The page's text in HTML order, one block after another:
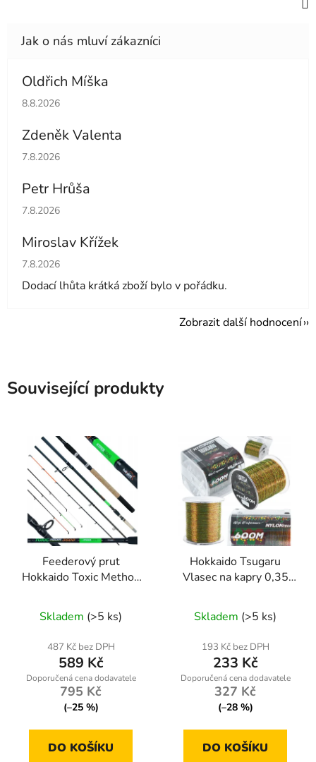
Oldřich Míška
Hodnocení obchodu je 5 z 5 hvězdiček.
8.8.2026
Zdeněk Valenta
Hodnocení obchodu je 5 z 5 hvězdiček.
7.8.2026
Petr Hrůša
Hodnocení obchodu je 5 z 5 hvězdiček.
7.8.2026
Miroslav Křížek
Hodnocení obchodu je 5 z 5 hvězdiček.
7.8.2026
Dodací lhůta krátká zboží bylo v pořádku.
Zobrazit další hodnocení
Související produkty
Feederový prut
Hokkaido Toxic Method
hodnocení
produktu
je
5,0
z
hvězdiček.
Skladem (>5 ks)
487 Kč bez DPH
589 Kč
795 Kč
(–25 %)
DO KOŠÍKU
Hokkaido Tsugaru
Vlasec na kapry 0,35
Skladem (>5 ks)
193 Kč bez DPH
233 Kč
327 Kč
(–28 %)
DO KOŠÍKU